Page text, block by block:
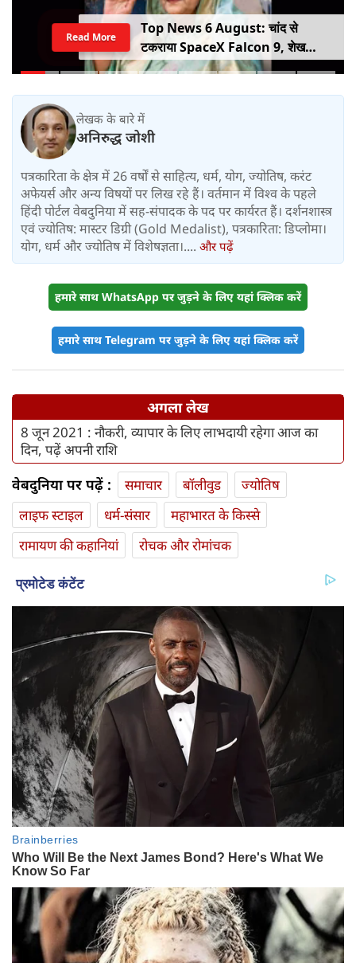
Top News 6 August: चांद से
टकराया SpaceX Falcon 9, शेख
हसीना की घर वापसी का ऐलान, MP में बस
Read More
लेखक के बारे में
अनिरुद्ध जोशी
पत्रकारिता के क्षेत्र में 26 वर्षों से साहित्य, धर्म, योग, ज्योतिष, करंट
अफेयर्स और अन्य विषयों पर लिख रहे हैं। वर्तमान में विश्‍व के पहले
हिंदी पोर्टल वेबदुनिया में सह-संपादक के पद पर कार्यरत हैं। दर्शनशास्त्र
एवं ज्योतिष: मास्टर डिग्री (Gold Medalist), पत्रकारिता: डिप्लोमा।
योग, धर्म और ज्योतिष में विशेषज्ञता।.... और पढ़ें
हमारे साथ WhatsApp पर जुड़ने के लिए यहां क्लिक करें
हमारे साथ Telegram पर जुड़ने के लिए यहां क्लिक करें
अगला लेख
8 जून 2021 : नौकरी, व्यापार के लिए लाभदायी रहेगा आज का
दिन, पढ़ें अपनी राशि
वेबदुनिया पर पढ़ें : समाचार बॉलीवुड
ज्योतिष
लाइफ स्‍टाइल
धर्म-संसार
महाभारत के किस्से
रामायण की कहानियां
रोचक और रोमांचक